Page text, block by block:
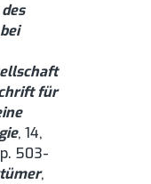
für
, 14,
503-
,